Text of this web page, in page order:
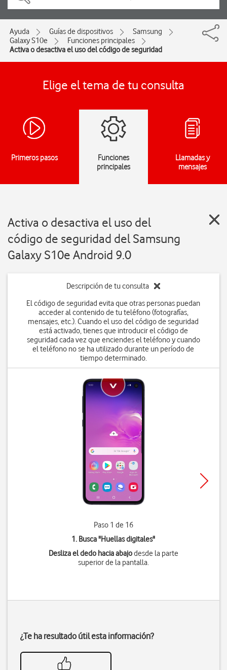
Ayuda Guías de dispositivos
Samsung
Galaxy S10e
Funciones principales
Activa o desactiva el uso del código de seguridad
Elige el tema de tu consulta
Primeros pasos
Funciones
principales
Llamadas y
mensajes
Activa o desactiva el uso del
código de seguridad del Samsung
Galaxy S10e Android 9.0
Descripción de tu consulta
El código de seguridad evita que otras personas puedan
acceder al contenido de tu teléfono (fotografías,
mensajes, etc.). Cuando el uso del código de seguridad
está activado, tienes que introducir el código de
seguridad cada vez que enciendes el teléfono y cuando
el teléfono no se ha utilizado durante un período de
tiempo determinado.
Paso 1 de 16
1. Busca "Huellas digitales"
Desliza el dedo hacia abajodesde la parte
superior de la pantalla.
¿Te ha resultado útil esta información?